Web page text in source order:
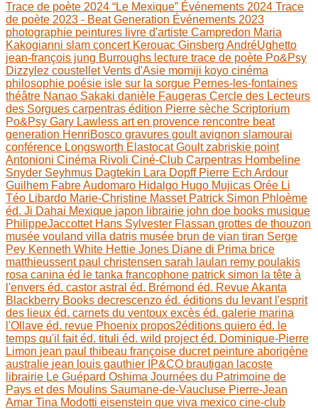
Trace de poète 2024 “Le Mexique” Événements 2024 Trace
de poète 2023 - Beat Generation Événements 2023
photographie peintures livre d'artiste Campredon Maria
Kakogianni slam concert Kerouac Ginsberg AndréUghetto
jean-françois jung Burroughs lecture trace de poète Po&Psy
Dizzylez coustelletVents d'Asie momiji koyo cinéma
philosophie poésie isle sur la sorgue Pernes-les-fontaines
théâtre Nanao Sakaki danièle Faugeras Cercle des Lecteurs
des Sorgues carpentras édition Pierre sèche Scriptorium
Po&Psy Gary Lawless art en provence rencontre beat
generation HenriBosco gravures goultavignon slamourai
conférence Longsworth ElastocatGoultzabriskie point
Antonioni Cinéma Rivoli Ciné-Club Carpentras Hombeline
Snyder Seyhmus Dagtekin Lara Dopff Pierre Ech Ardour
Guilhem FabreAudomaro Hidalgo Hugo Mujicas Orée Li
Téo Libardo Marie-Christine Masset Patrick Simon Phloème
éd. Ji Dahai Mexique japon librairie john doe books musique
PhilippeJaccottet Hans Sylvester Flassan grottes de thouzon
musée vouland villa datris musée brun de vian tiran Serge
Pey Kenneth White Hettie Jones Diane di Prima brice
matthieussent paul christensen sarah laulan remy poulakis
rosa canina éd le tanka francophone patrick simon la tête à
l'envers éd. castor astral éd. Brémond éd. Revue Akanta
Blackberry Books decrescenzo éd. éditions du levant l'esprit
des lieux éd. carnets du ventoux excès éd. galerie marina
l'Ollave éd. revue Phoenix propos2éditions quiero éd. le
temps qu'il fait éd. tituli éd. wild project éd. Dominique-Pierre
Limon jean paul thibeau françoise ducret peinture aborigène
australie jean louis gauthier IP&CO brautigan lacoste
librairie Le Guépard Oshima Journées du Patrimoine de
Pays et des Moulins Saumane-de-Vaucluse Pierre-Jean
Amar Tina Modotti eisenstein que viva mexico cine-club